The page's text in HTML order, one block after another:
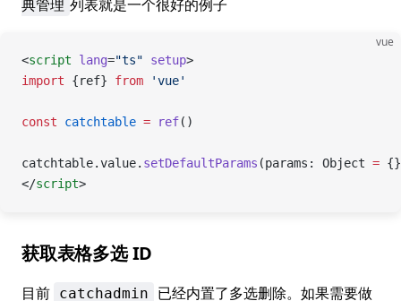
典管理 列表就是一个很好的例子
vue
<script lang="ts" setup>
import {ref} from 'vue'
const catchtable = ref()
catchtable.value. setDefaultParams (params: Object =
</script>
获取表格多选 ID
目前 catchadmin 已经内置了多选删除。如果需要做